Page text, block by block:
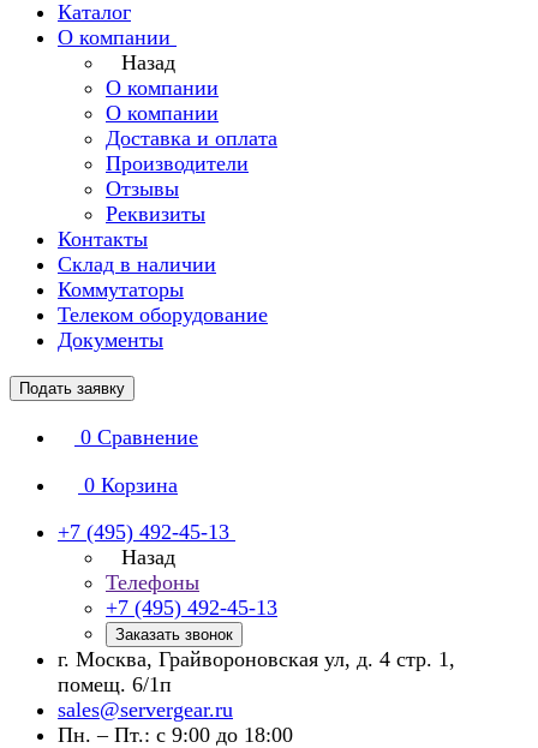
Каталог
О компании
Назад
О компании
О компании
Доставка и оплата
Производители
Отзывы
Реквизиты
Контакты
Склад в наличии
Коммутаторы
Телеком оборудование
Документы
Подать заявку
0 Сравнение
0 Корзина
+7 (495) 492-45-13
Назад
Телефоны
+7 (495) 492-45-13
Заказать звонок
г. Москва, Грайвороновская ул, д. 4 стр. 1,
помещ. 6/1п
sales@servergear.ru
Пн. – Пт.: с 9:00 до 18:00